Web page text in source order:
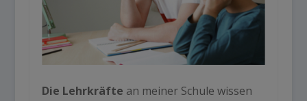
Die Lehrkräfte an meiner Schule wissen